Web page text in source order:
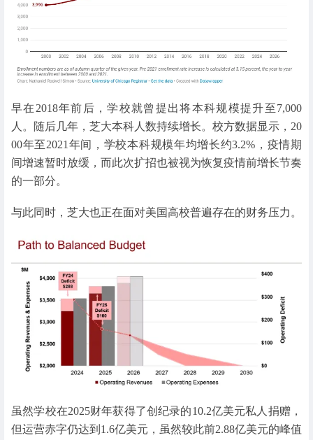
早在2018年前后，学校就曾提出将本科规模提升至7,000
人。随后几年，芝大本科人数持续增长。校方数据显示，20
00年至2021年间，学校本科规模年均增长约3.2%，疫情期
间增速暂时放缓，而此次扩招也被视为恢复疫情前增长节奏
的一部分。
与此同时，芝大也正在面对美国高校普遍存在的财务压力。
虽然学校在2025财年获得了创纪录的10.2亿美元私人捐赠，
但运营赤字仍达到1.6亿美元，虽然较此前2.88亿美元的峰值